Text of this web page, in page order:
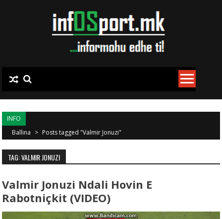
INFO
Ballina > Posts tagged "Valmir Jonuzi"
TAG: VALMIR JONUZI
Valmir Jonuzi Ndali Hovin E
Rabotniçkit (VIDEO)